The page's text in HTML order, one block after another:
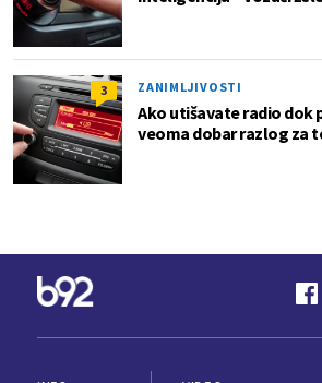
3 ZANIMLJIVOSTI
Ako utišavate radio dok
veoma dobar razlog za